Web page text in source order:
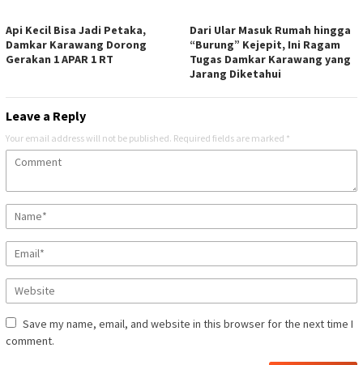
Api Kecil Bisa Jadi Petaka,
Damkar Karawang Dorong
Gerakan 1 APAR 1 RT
Dari Ular Masuk Rumah hingga
“Burung” Kejepit, Ini Ragam
Tugas Damkar Karawang yang
Jarang Diketahui
Leave a Reply
Your email address will not be published. Required fields are marked *
Save my name, email, and website in this browser for the next time I
comment.